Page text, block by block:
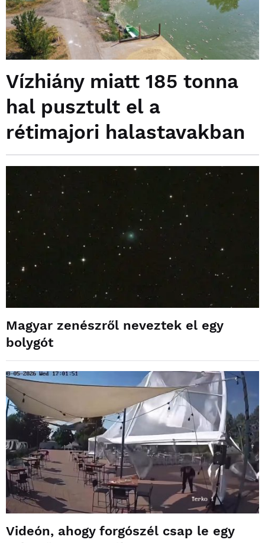
Vízhiány miatt 185 tonna
hal pusztult el a
rétimajori halastavakban
Magyar zenészről neveztek el egy
bolygót
Videón, ahogy forgószél csap le egy